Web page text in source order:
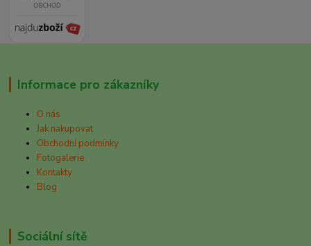
Informace pro zákazníky
O nás
Jak nakupovat
Obchodní podmínky
Fotogalerie
Kontakty
Blog
Sociální sítě